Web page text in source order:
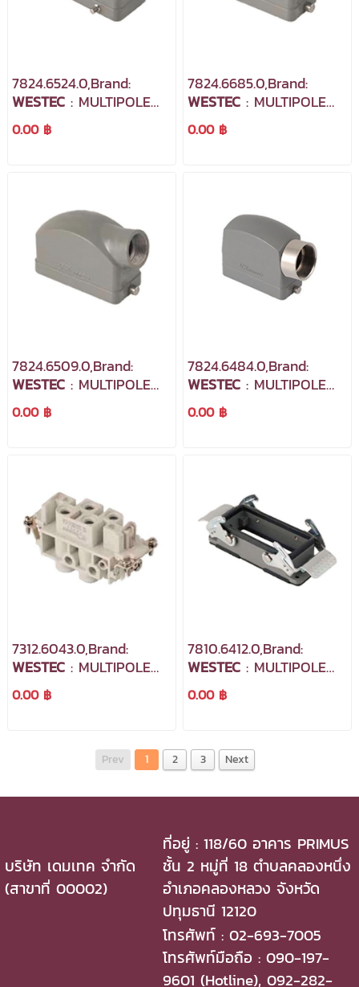
7824.6524.0,Brand:
WESTEC : MULTIPOLE
INDUSTRIAL
CONNECTORS,
0.00 ฿
7824.6685.0,Brand:
WESTEC : MULTIPOLE
INDUSTRIAL
CONNECTORS
0.00 ฿
7824.6509.0,Brand:
WESTEC : MULTIPOLE
INDUSTRIAL
CONNECTORS
0.00 ฿
7824.6484.0,Brand:
WESTEC : MULTIPOLE
INDUSTRIAL
CONNECTORS
0.00 ฿
7312.6043.0,Brand:
WESTEC : MULTIPOLE
INDUSTRIAL
CONNECTORS
0.00 ฿
7810.6412.0,Brand:
WESTEC : MULTIPOLE
INDUSTRIAL
CONNECTORS
0.00 ฿
Prev 1 2 3 Next
บริษัท เดมเทค จำกัด
(สาขาที่ 00002)
ที่อยู่ : 118/60 อาคาร PRIMUS
ชั้น 2 หมู่ที่ 18 ตำบลคลองหนึ่ง
อำเภอคลองหลวง จังหวัด
ปทุมธานี 12120
โทรศัพท์ : 02-693-7005
โทรศัพท์มือถือ : 090-197-
9601 (Hotline), 092-282-